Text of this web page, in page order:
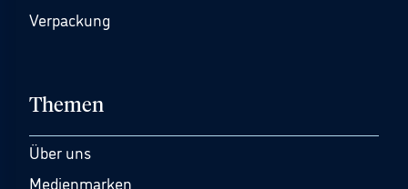
Verpackung
Themen
Über uns
Medienmarken